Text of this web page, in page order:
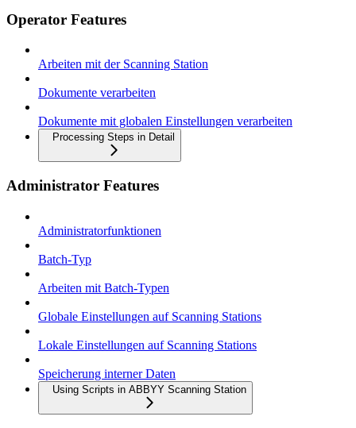
Operator Features
Arbeiten mit der Scanning Station
Dokumente verarbeiten
Dokumente mit globalen Einstellungen verarbeiten
Processing Steps in Detail
Administrator Features
Administratorfunktionen
Batch-Typ
Arbeiten mit Batch-Typen
Globale Einstellungen auf Scanning Stations
Lokale Einstellungen auf Scanning Stations
Speicherung interner Daten
Using Scripts in ABBYY Scanning Station